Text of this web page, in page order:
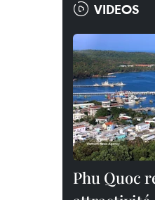
VIDEOS
Phu Quoc